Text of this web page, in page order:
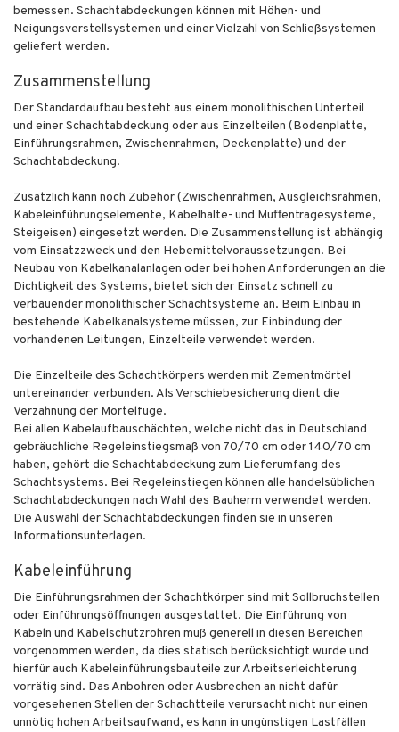
bemessen. Schachtabdeckungen können mit Höhen- und
Neigungsverstellsystemen und einer Vielzahl von Schließsystemen
geliefert werden.
Zusammenstellung
Der Standardaufbau besteht aus einem monolithischen Unterteil
und einer Schachtabdeckung oder aus Einzelteilen (Bodenplatte,
Einführungsrahmen, Zwischenrahmen, Deckenplatte) und der
Schachtabdeckung.
Zusätzlich kann noch Zubehör (Zwischenrahmen, Ausgleichsrahmen,
Kabeleinführungselemente, Kabelhalte- und Muffentragesysteme,
Steigeisen) eingesetzt werden. Die Zusammenstellung ist abhängig
vom Einsatzzweck und den Hebemittelvoraussetzungen. Bei
Neubau von Kabelkanalanlagen oder bei hohen Anforderungen an die
Dichtigkeit des Systems, bietet sich der Einsatz schnell zu
verbauender monolithischer Schachtsysteme an. Beim Einbau in
bestehende Kabelkanalsysteme müssen, zur Einbindung der
vorhandenen Leitungen, Einzelteile verwendet werden.
Die Einzelteile des Schachtkörpers werden mit Zementmörtel
untereinander verbunden. Als Verschiebesicherung dient die
Verzahnung der Mörtelfuge.
Bei allen Kabelaufbauschächten, welche nicht das in Deutschland
gebräuchliche Regeleinstiegsmaß von 70/70 cm oder 140/70 cm
haben, gehört die Schachtabdeckung zum Lieferumfang des
Schachtsystems. Bei Regeleinstiegen können alle handelsüblichen
Schachtabdeckungen nach Wahl des Bauherrn verwendet werden.
Die Auswahl der Schachtabdeckungen finden sie in unseren
Informationsunterlagen.
Kabeleinführung
Die Einführungsrahmen der Schachtkörper sind mit Sollbruchstellen
oder Einführungsöffnungen ausgestattet. Die Einführung von
Kabeln und Kabelschutzrohren muß generell in diesen Bereichen
vorgenommen werden, da dies statisch berücksichtigt wurde und
hierfür auch Kabeleinführungsbauteile zur Arbeitserleichterung
vorrätig sind. Das Anbohren oder Ausbrechen an nicht dafür
vorgesehenen Stellen der Schachtteile verursacht nicht nur einen
unnötig hohen Arbeitsaufwand, es kann in ungünstigen Lastfällen